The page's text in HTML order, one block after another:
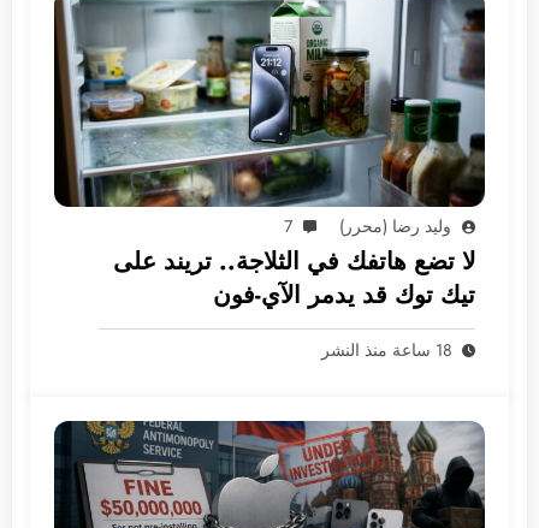
وليد رضا (محرر) 7
لا تضع هاتفك في الثلاجة.. تريند على
تيك توك قد يدمر الآي-فون
18 ساعة منذ النشر